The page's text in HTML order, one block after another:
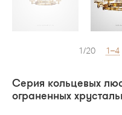
1/20 1–4
Серия кольцевых
ограненных